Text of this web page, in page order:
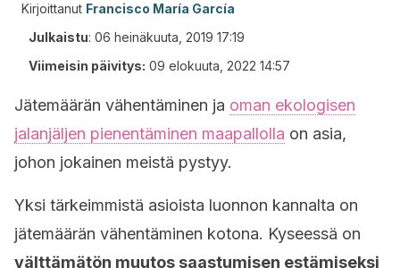
Kirjoittanut Francisco María García
Julkaistu: 06 heinäkuuta, 2019 17:19
Viimeisin päivitys: 09 elokuuta, 2022 14:57
Jätemäärän vähentäminen ja oman ekologisen
jalanjäljen pienentäminen maapallolla on asia,
johon jokainen meistä pystyy.
Yksi tärkeimmistä asioista luonnon kannalta on
jätemäärän vähentäminen kotona. Kyseessä on
välttämätön muutos saastumisen estämiseksi